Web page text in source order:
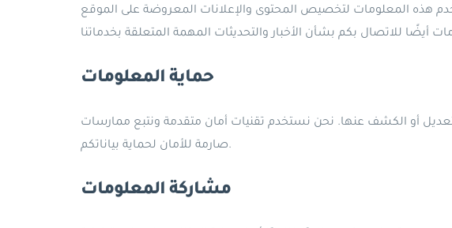
هذه المعلومات لتخصيص المحتوى والإعلانات المعروضة على الموقع
حماية المعلومات
أو الكشف عنها. نحن نستخدم تقنيات أمان متقدمة ونتبع ممارسات
صارمة للأمان لحماية بياناتكم.
مشاركة المعلومات